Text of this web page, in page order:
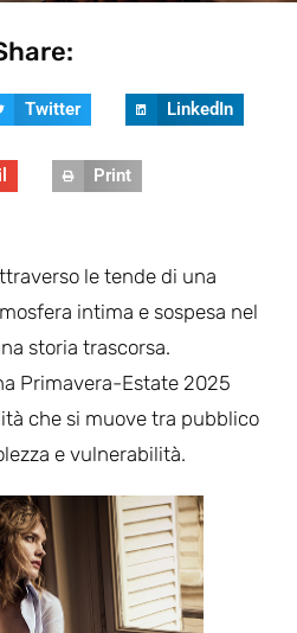
Twitter LinkedIn
Print
le tende di una
intima e sospesa nel
storia trascorsa.
Primavera-Estate 2025
che si muove tra pubblico
e vulnerabilità.